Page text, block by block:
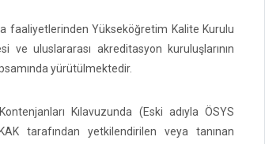
faaliyetlerinden Yükseköğretim Kalite Kurulu
ve uluslararası akreditasyon kuruluşlarının
yürütülmektedir.
Kılavuzunda (Eski adıyla ÖSYS
tarafından yetkilendirilen veya tanınan